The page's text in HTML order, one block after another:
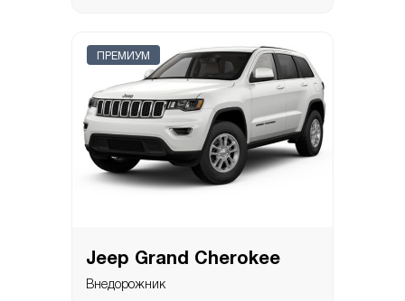
ПРЕМИУМ
Jeep Grand Cherokee
Внедорожник